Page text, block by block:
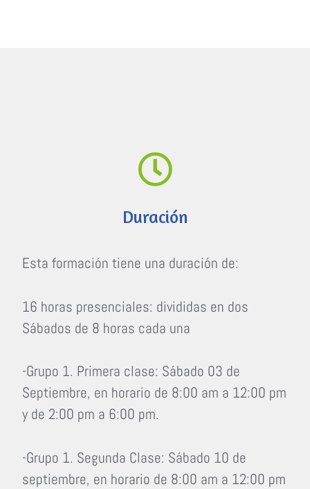
Duración
Esta formación tiene una duración de:
16 horas presenciales: divididas en dos
Sábados de 8 horas cada una
-Grupo 1. Primera clase: Sábado 03 de
Septiembre, en horario de 8:00 am a 12:00 pm
y de 2:00 pm a 6:00 pm.
-Grupo 1. Segunda Clase: Sábado 10 de
septiembre, en horario de 8:00 am a 12:00 pm